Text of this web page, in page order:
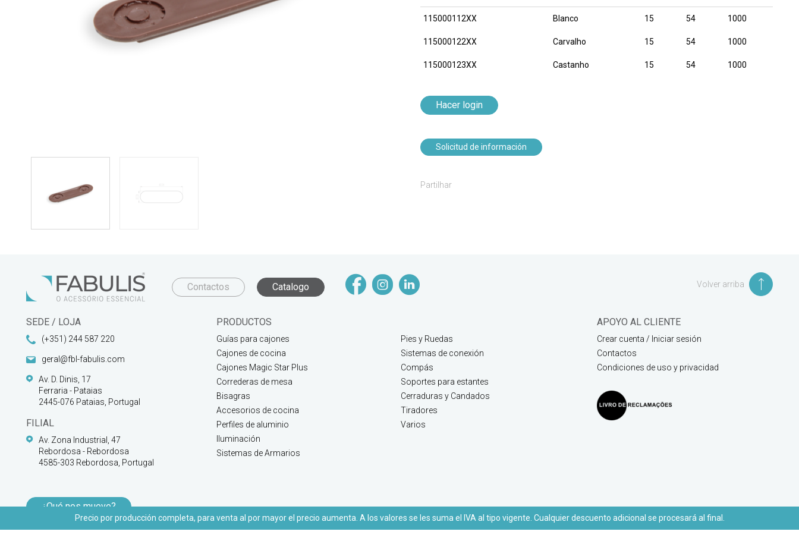
115000112XX Blanco 15 54 1000
115000122XX Carvalho 15 54 1000
115000123XX Castanho 15 54 1000
Hacer login
Solicitud de información
Partilhar
Contactos Catalogo Volver arriba
SEDE / LOJA
(+351) 244 587 220
geral@fbl-fabulis.com
Av. D. Dinis, 17
Ferraria - Pataias
2445-076 Pataias, Portugal
FILIAL
Av. Zona Industrial, 47
Rebordosa - Rebordosa
4585-303 Rebordosa, Portugal
¿Qué nos mueve?
PRODUCTOS
Guías para cajones
Cajones de cocina
Cajones Magic Star Plus
Correderas de mesa
Bisagras
Accesorios de cocina
Perfiles de aluminio
Iluminación
Sistemas de Armarios
Pies y Ruedas
Sistemas de conexión
Compás
Soportes para estantes
Cerraduras y Candados
Tiradores
Varios
APOYO AL CLIENTE
Crear cuenta / Iniciar sesión
Contactos
Condiciones de uso y privacidad
Precio por producción completa, para venta al por mayor el precio aumenta. A los valores se les suma el IVA al tipo vigente. Cualquier descuento adicional se procesará al final.